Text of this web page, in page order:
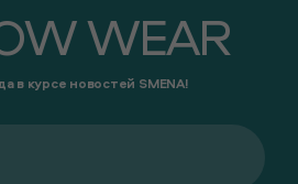
WEAR
в курсе новостей SMENA!